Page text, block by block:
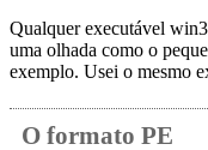
Qualquer executável
uma olhada como o
exemplo. Usei o mesmo
O formato PE